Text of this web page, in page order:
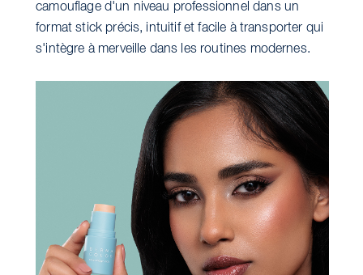
camouflage d'un niveau professionnel dans un
format stick précis, intuitif et facile à transporter qui
s'intègre à merveille dans les routines modernes.